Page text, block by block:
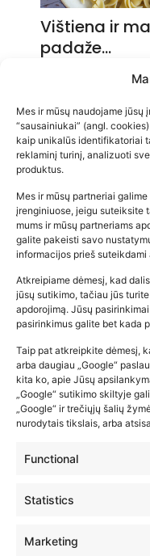
Mes ir mūsų naudojame
“sausainiukai” (angl.
kaip unikalūs identifikatoriai
reklaminį turinį, analizuoti
produktus.
Mes ir mūsų partneriai
įrenginiuose, jeigu suteiksite
mums ir mūsų partneriams
galite pakeisti savo
informacijos prieš
Atkreipiame dėmesį, kad
jūsų sutikimo, tačiau jūs
apdorojimą. Jūsų
pasirinkimus galite bet kada
Taip pat atkreipkite dėmesį,
arba daugiau „Google“
kita ko, apie Jūsų
„Google“ sutikimo skiltyje
„Google“ ir trečiųjų šalių
nurodytais tikslais, arba
Functional
Statistics
Marketing
Vištiena ir
padaže…
kūdikių
2026-02-22